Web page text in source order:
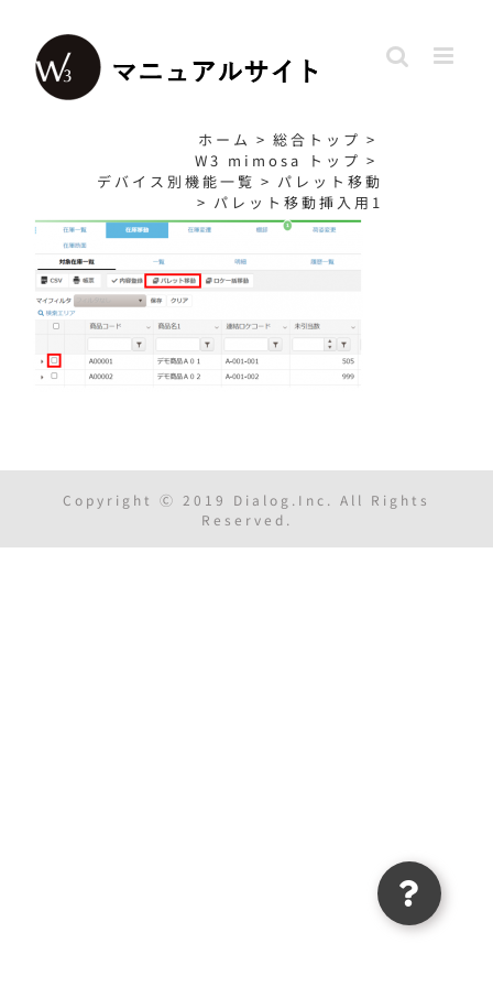
content
ホーム > 総合トップ >
W3 mimosa トップ >
デバイス別機能一覧 > パレット移動
> パレット移動挿入用1
Copyright Ⓒ 2019 Dialog.Inc. All Rights
Reserved.